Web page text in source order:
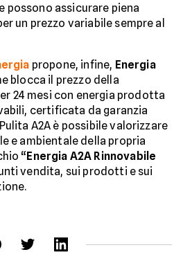
assicurare piena
un prezzo variabile sempre al
propone, infine, Energia
blocca il prezzo della
24 mesi con energia prodotta
certificata da garanzia
A2A è possibile valorizzare
e ambientale della propria
“Energia A2A Rinnovabile
vendita, sui prodotti e sui